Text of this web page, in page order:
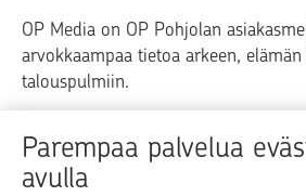
Parempaa palvelua
avulla
OP Media on OP Pohjolan
arvokkaampaa tietoa arkeen,
talouspulmiin.
Raha Elämä
Blogit ja puheenvuorot